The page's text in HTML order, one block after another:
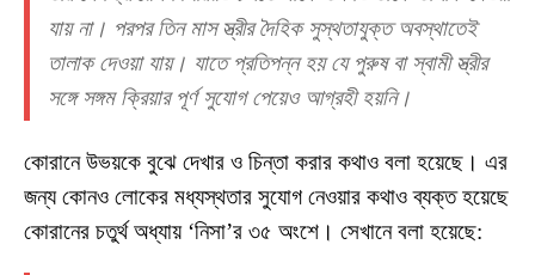
যায় না। পরপর তিন মাস স্ত্রীর দৈহিক সুস্থতাযুক্ত অবস্থাতেই
তালাক দেওয়া যায়। যাতে প্রতিপন্ন হয় যে পুরুষ বা স্বামী স্ত্রীর
সঙ্গে সঙ্গম ক্রিয়ার পূর্ণ সুযোগ পেয়েও আগ্রহী হয়নি।
কোরানে উভয়কে বুঝে দেখার ও চিন্তা করার কথাও বলা হয়েছে। এর
জন্য কোনও লোকের মধ্যস্থতার সুযোগ নেওয়ার কথাও ব্যক্ত হয়েছে
কোরানের চতুর্থ অধ্যায় ‘নিসা’র ৩৫ অংশে। সেখানে বলা হয়েছে: